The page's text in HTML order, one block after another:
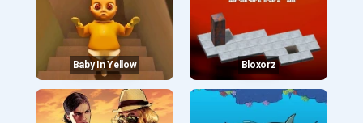
Baby In Yellow Bloxorz